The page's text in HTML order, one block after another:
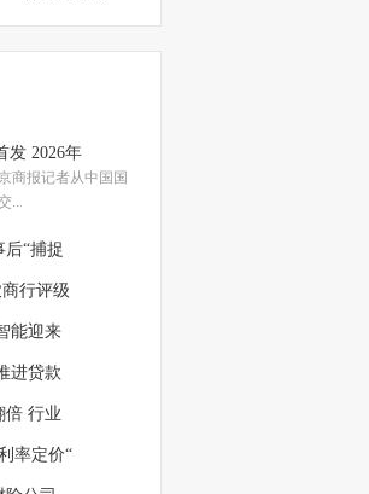
发 2026年
商报记者从中国国
...
“捕捉
行评级
能迎来
进贷款
倍 行业
率定价“